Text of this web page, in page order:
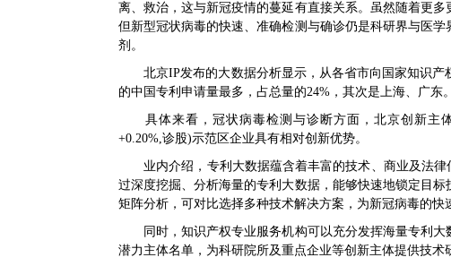
离、救治，这与新冠疫情的蔓延有直接关系。虽然随着更
但新型冠状病毒的快速、准确检测与确诊仍是科研界与医
剂。
北京IP发布的大数据分析显示，从各省市向国家知识产
的中国专利申请量最多，占总量的24%，其次是上海、广东。
具体来看，冠状病毒检测与诊断方面，北京创新主
+0.20%,诊股)示范区企业具有相对创新优势。
业内介绍，专利大数据蕴含着丰富的技术、商业及法律
过深度挖掘、分析海量的专利大数据，能够快速地锁定目
矩阵分析，可对比选择多种技术解决方案，为新冠病毒的快
同时，知识产权专业服务机构可以充分发挥海量专利大
潜力主体名单，为科研院所及重点企业等创新主体提供技术